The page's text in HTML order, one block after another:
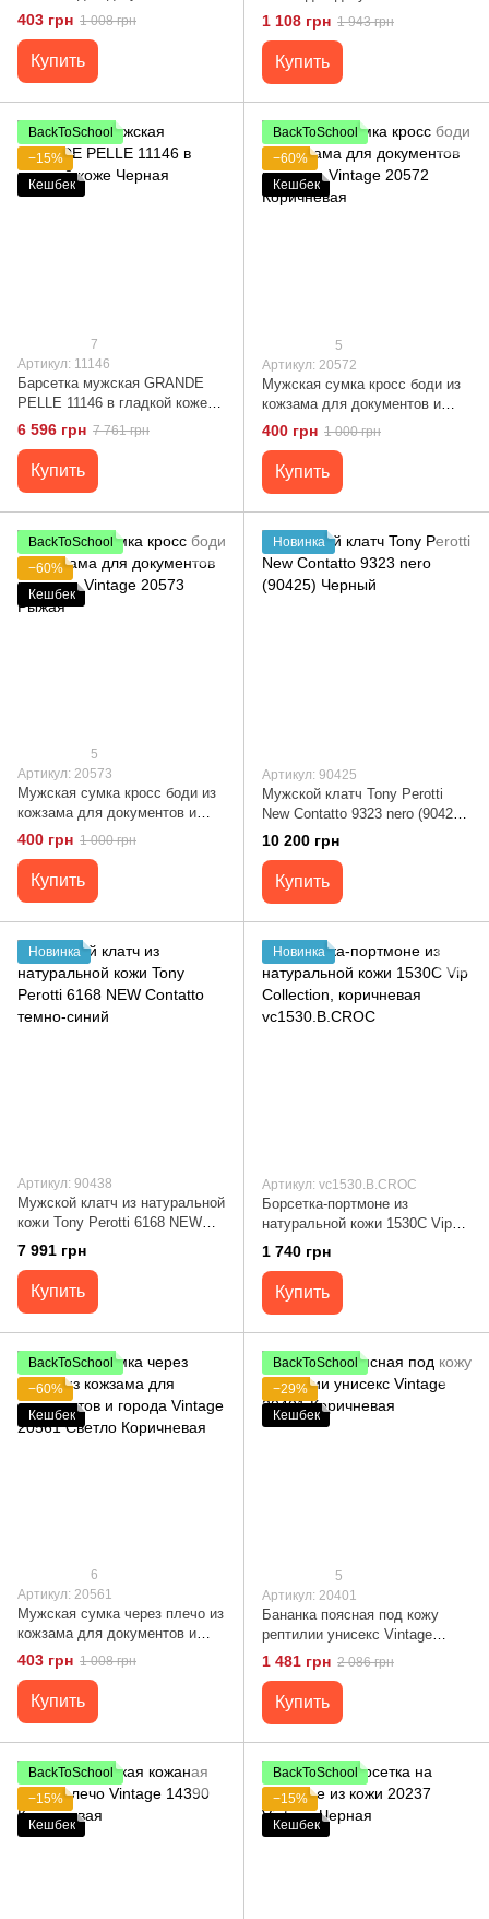
города Vintage 20560 Темно
Коричневая
403 грн 1 008 грн
Купить
города Vintage 20661
Коричневая
1 108 грн 1 943 грн
Купить
BackToSchool
−15%
Кешбек
7
Артикул: 11146
Барсетка мужская GRANDE
PELLE 11146 в гладкой коже
Черная
6 596 грн 7 761 грн
Купить
BackToSchool
−60%
Кешбек
5
Артикул: 20572
Мужская сумка кросс боди из
кожзама для документов и
города Vintage 20572
Коричневая
400 грн 1 000 грн
Купить
BackToSchool
−60%
Кешбек
5
Артикул: 20573
Мужская сумка кросс боди из
кожзама для документов и
города Vintage 20573 Рыжая
400 грн 1 000 грн
Купить
Новинка
Артикул: 90425
Мужской клатч Tony Perotti
New Contatto 9323 nero (90425)
Черный
10 200 грн
Купить
Новинка
Артикул: 90438
Мужской клатч из натуральной
кожи Tony Perotti 6168 NEW
Contatto темно-синий
7 991 грн
Купить
Новинка
Артикул: vc1530.B.CROC
Борсетка-портмоне из
натуральной кожи 1530С Vip
Collection, коричневая
vc1530.B.CROC
1 740 грн
Купить
BackToSchool
−60%
Кешбек
6
Артикул: 20561
Мужская сумка через плечо из
кожзама для документов и
города Vintage 20561 Светло
Коричневая
403 грн 1 008 грн
Купить
BackToSchool
−29%
Кешбек
5
Артикул: 20401
Бананка поясная под кожу
рептилии унисекс Vintage
20401 Коричневая
1 481 грн 2 086 грн
Купить
BackToSchool
−15%
Кешбек
BackToSchool
−15%
Кешбек